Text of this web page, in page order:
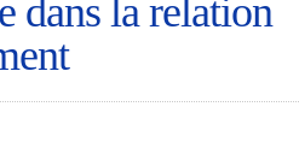
dans la relation